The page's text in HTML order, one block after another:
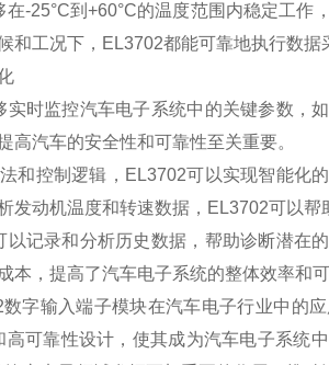
-25°C到+60°C的温度范围内稳定工
和工况下，EL3702都能可靠地执行数据
实时监控汽车电子系统中的关键参数，
高汽车的安全性和可靠性至关重要。
和控制逻辑，EL3702可以实现智能化
发动机温度和转速数据，EL3702可以
以记录和分析历史数据，帮助诊断潜在
本，提高了汽车电子系统的整体效率和
字输入端子模块在汽车电子行业中的
可靠性设计，使其成为汽车电子系统